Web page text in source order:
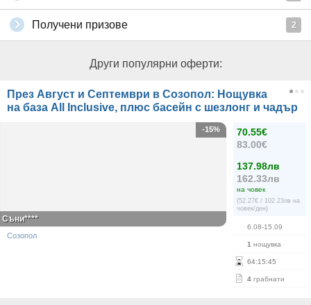
Получени призове 2
Други популярни оферти:
През Август и Септември в Созопол: Нощувка
на база All Inclusive, плюс басейн с шезлонг и чадър
70.55€
83.00€
137.98лв
162.33лв
на човек
(52.27€ / 102.23лв на
човек/ден)
6.08-15.09
1 нощувка
64:15:45
4 грабнати
-15%
Съни****
Созопол